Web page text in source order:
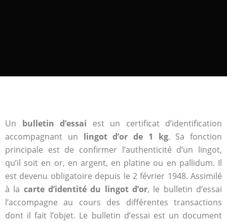
Un bulletin d’essai est un certificat d’identification
accompagnant un lingot d’or de 1 kg. Sa fonction
principale est de confirmer l’authenticité d’un lingot,
qu’il soit en or, en argent, en platine ou en pallidum. Il
est devenu obligatoire depuis le 2 février 1948. Assimilé
à la carte d’identité du lingot d’or, le bulletin d’essai
l’accompagne au cours des différentes transactions
dont il fait l’objet. Le bulletin d’essai est un document